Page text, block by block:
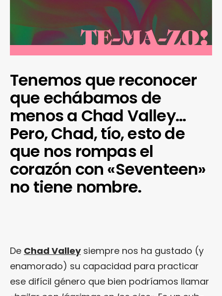
Tenemos que reconocer
que echábamos de
menos a Chad Valley…
Pero, Chad, tío, esto de
que nos rompas el
corazón con «Seventeen»
no tiene nombre.
De Chad Valleysiempre nos ha gustado (y
enamorado) su capacidad para practicar
ese difícil género que bien podríamos llamar